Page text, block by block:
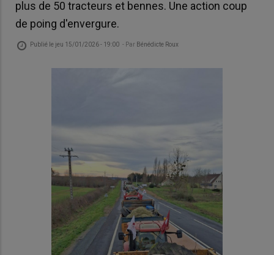
plus de 50 tracteurs et bennes. Une action coup
de poing d'envergure.
Publié le jeu 15/01/2026 - 19:00 - Par Bénédicte Roux